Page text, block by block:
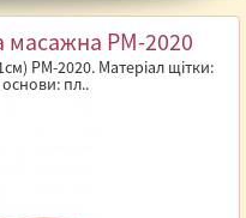
масажна PM-2020
PM-2020. Матеріал щітки:
пл..